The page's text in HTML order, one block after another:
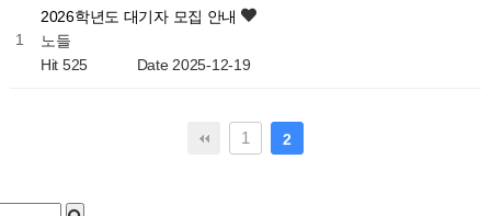
1
2026학년도 대기자 모집 안내
노들
Hit 525 Date 2025-12-19
1 2